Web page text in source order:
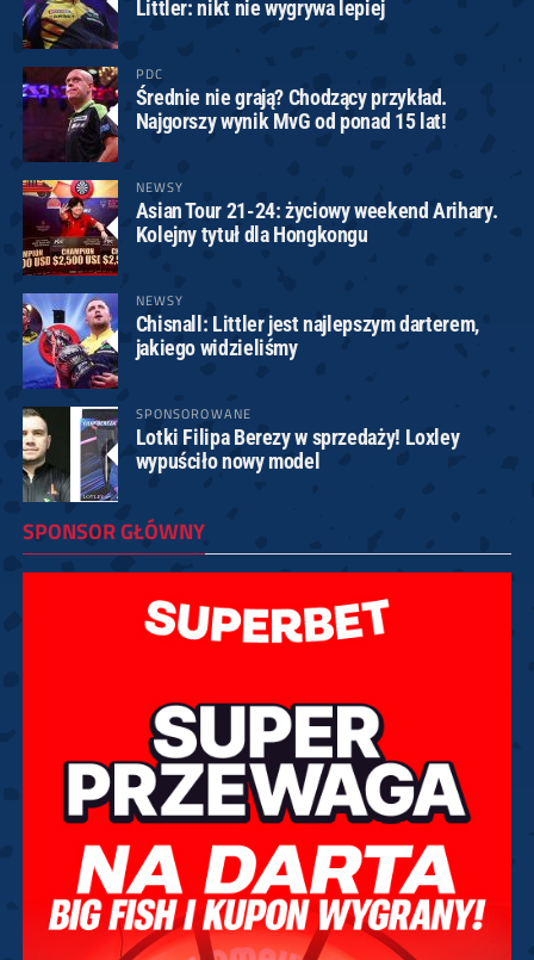
Littler: nikt nie wygrywa lepiej
PDC
Średnie nie grają? Chodzący przykład.
Najgorszy wynik MvG od ponad 15 lat!
NEWSY
Asian Tour 21-24: życiowy weekend Arihary.
Kolejny tytuł dla Hongkongu
NEWSY
Chisnall: Littler jest najlepszym darterem,
jakiego widzieliśmy
SPONSOROWANE
Lotki Filipa Berezy w sprzedaży! Loxley
wypuściło nowy model
SPONSOR GŁÓWNY